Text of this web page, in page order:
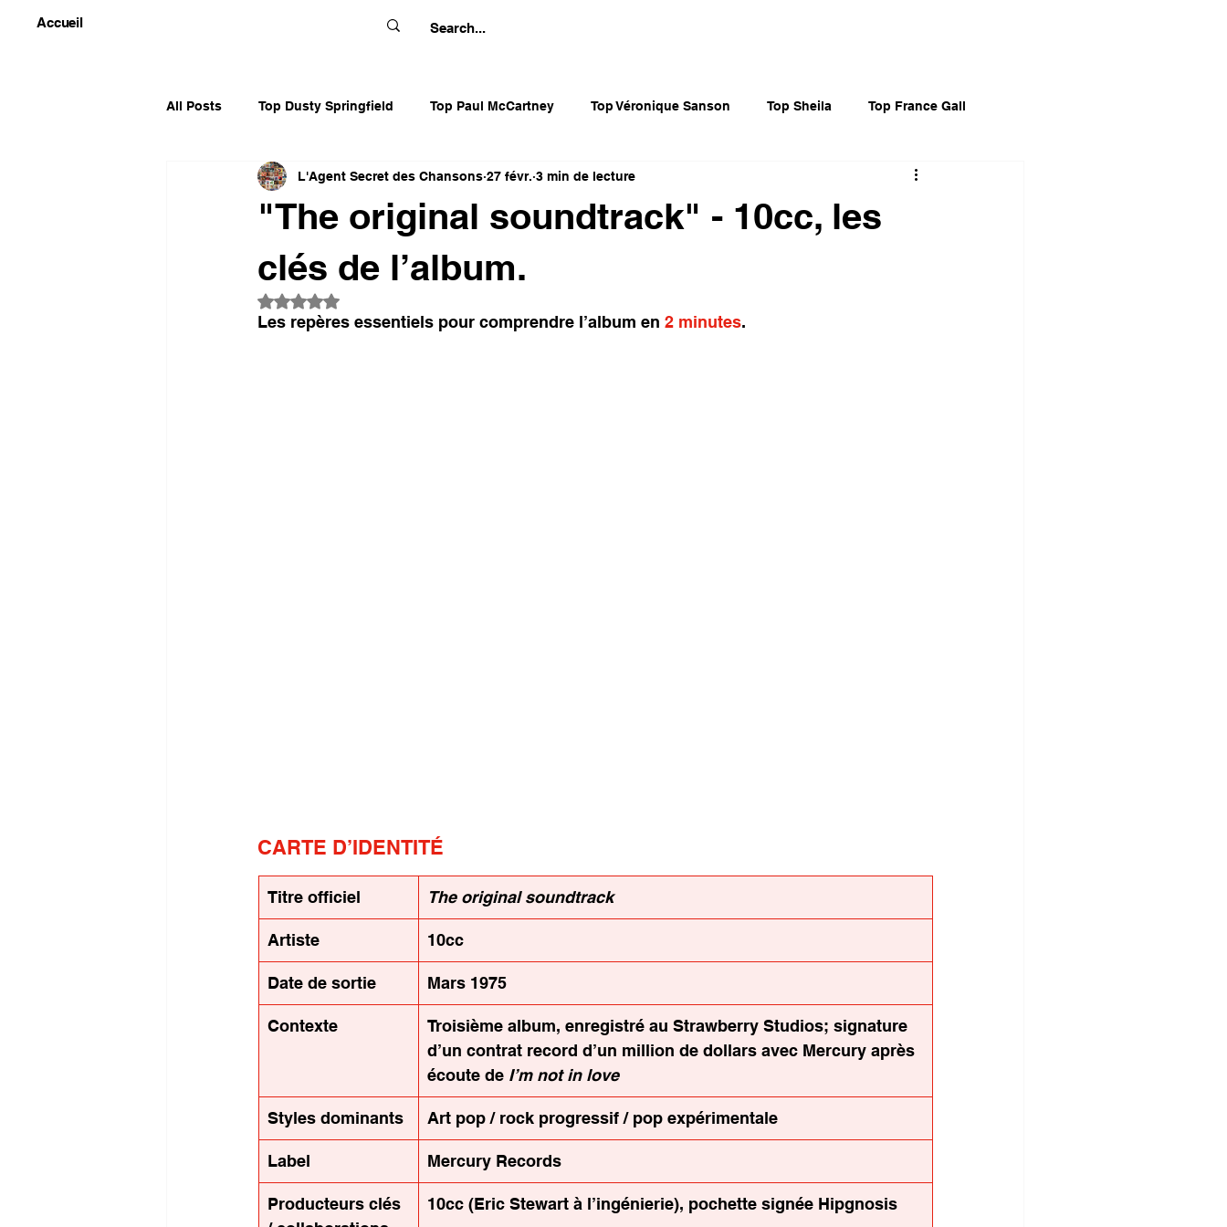
Accueil
All Posts Top Dusty Springfield Top Paul McCartney Top Véronique Sanson Top Sheila Top France Gall
Top Gayle McCormick & Smith Top Françoise Hardy Top Bette Midler Top Divers 60's
Top Patrick Juvet Top Divers 80's
Kate Bush Top Divers 70's Adaptations et reprises Pet Shop Boys
"The original soundtrack" - 10cc, les
clés de l’album.
L'Agent Secret des Chansons 27 févr. 3 min de lecture
Noté NaN étoiles sur 5.
Les repères essentiels pour comprendre l’album en 2 minutes.
CARTE D’IDENTITÉ
Titre officiel The original soundtrack
Artiste 10cc
Date de sortie Mars 1975
Contexte
Troisième album, enregistré au Strawberry Studios; signature
d’un contrat record d’un million de dollars avec Mercury après
écoute de I’m not in love
Styles dominants Art pop / rock progressif / pop expérimentale
Label Mercury Records
Producteurs clés
10cc (Eric Stewart à l’ingénierie), pochette signée Hipgnosis